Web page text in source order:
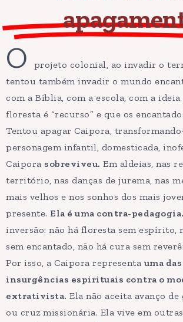
O
projeto colonial, ao invadir o
tentou também invadir o mundo
com a Bíblia, com a escola, com a ideia
floresta é “recurso” e que os
Tentou apagar Caipora,
personagem infantil, domesticada,
Caipora sobreviveu. Em aldeias, nas
território, nas danças de jurema, nas
mais velhos e nos sonhos dos mais
presente. Ela é uma contra-pedagogia.
inversão: não há floresta sem espírito,
sem encantado, não há cura sem
Por isso, a Caipora representa uma
insurgências espirituais contra o
extrativista. Ela não aceita avanço
ou cruz missionária. Ela vive em